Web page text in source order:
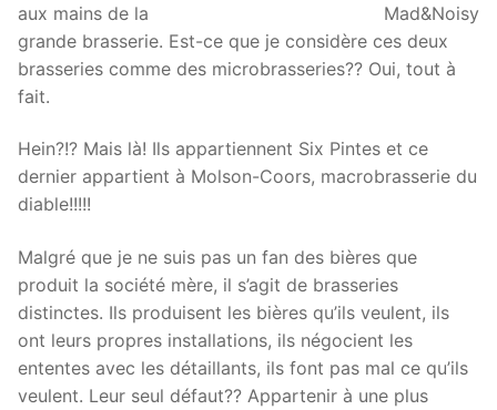
aux mains de la
grande brasserie. Est-ce que je considère ces deux
brasseries comme des microbrasseries?? Oui, tout à
fait.
Hein?!? Mais là! Ils appartiennent Six Pintes et ce
dernier appartient à Molson-Coors, macrobrasserie du
diable!!!!!
Malgré que je ne suis pas un fan des bières que
produit la société mère, il s’agit de brasseries
distinctes. Ils produisent les bières qu’ils veulent, ils
ont leurs propres installations, ils négocient les
ententes avec les détaillants, ils font pas mal ce qu’ils
veulent. Leur seul défaut?? Appartenir à une plus